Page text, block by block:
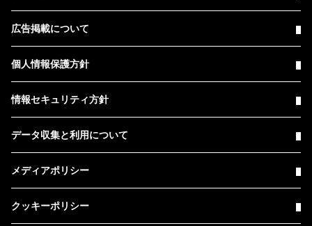
広告掲載について
個人情報保護方針
情報セキュリティ方針
データ収集と利用について
メディアポリシー
クッキーポリシー